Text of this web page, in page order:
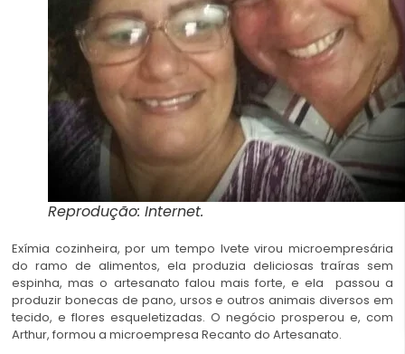
Reprodução: Internet.
Exímia cozinheira, por um tempo Ivete virou microempresária
do ramo de alimentos, ela produzia deliciosas traíras sem
espinha, mas o artesanato falou mais forte, e ela passou a
produzir bonecas de pano, ursos e outros animais diversos em
tecido, e flores esqueletizadas. O negócio prosperou e, com
Arthur, formou a microempresa Recanto do Artesanato.